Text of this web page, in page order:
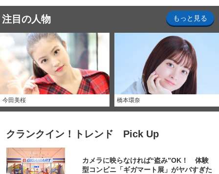
注目の人物 もっと見る
今田美桜 橋本環奈
クランクイン！トレンド Pick Up
カメラに映らなければ“盗み”OK！ 体験
型コンビニ「ギガマート展」がヤバすぎた